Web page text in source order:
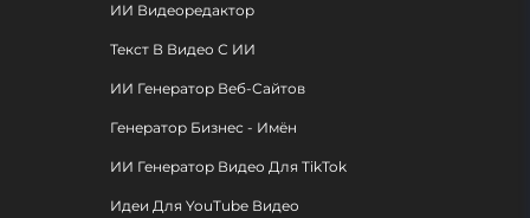
ИИ Видеоредактор
Текст В Видео С ИИ
ИИ Генератор Веб-Сайтов
Генератор Бизнес - Имён
ИИ Генератор Видео Для TikTok
Идеи Для YouTube Видео